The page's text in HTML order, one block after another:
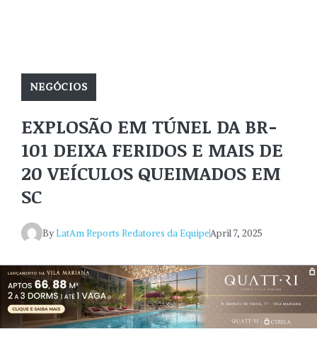
NEGÓCIOS
EXPLOSÃO EM TÚNEL DA BR-
101 DEIXA FERIDOS E MAIS DE
20 VEÍCULOS QUEIMADOS EM
SC
ByLatAm Reports Redatores da EquipeApril 7, 2025